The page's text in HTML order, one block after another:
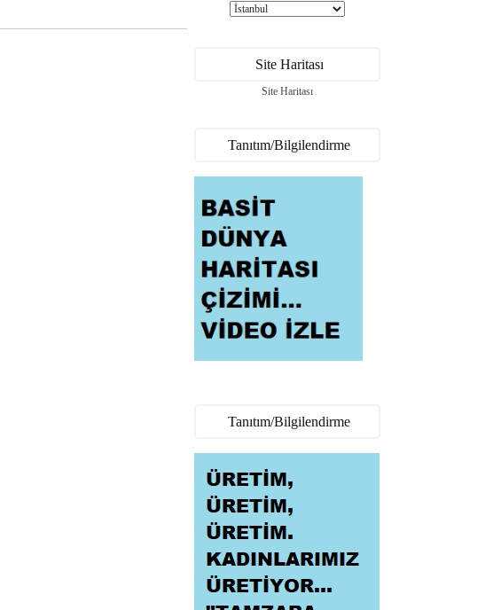
Site Haritası
Site Haritası
Tanıtım/Bilgilendirme
Tanıtım/Bilgilendirme